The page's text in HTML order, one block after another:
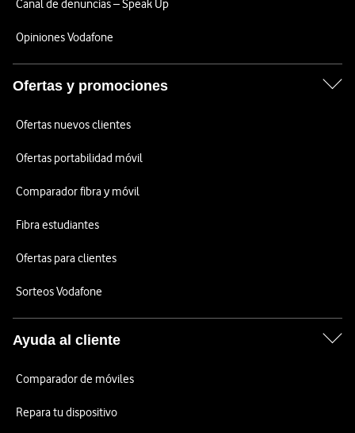
Canal de denuncias – Speak Up
Opiniones Vodafone
Ofertas y promociones
Ofertas nuevos clientes
Ofertas portabilidad móvil
Comparador fibra y móvil
Fibra estudiantes
Ofertas para clientes
Sorteos Vodafone
Ayuda al cliente
Comparador de móviles
Repara tu dispositivo